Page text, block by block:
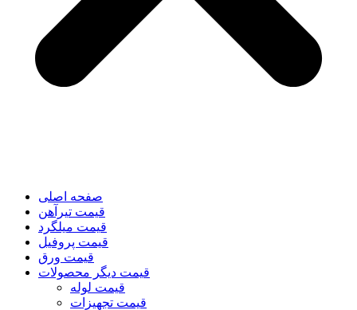
صفحه اصلی
قیمت تیرآهن
قیمت میلگرد
قیمت پروفیل
قیمت ورق
قیمت دیگر محصولات
قیمت لوله
قیمت تجهیزات